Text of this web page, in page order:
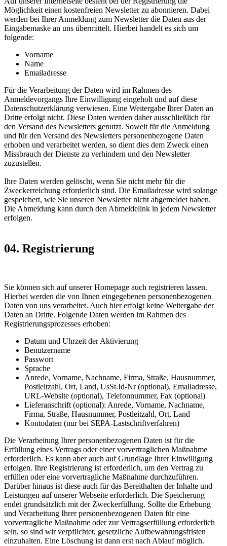
Möglichkeit einen kostenfreien Newsletter zu abonnieren. Dabei
werden bei Ihrer Anmeldung zum Newsletter die Daten aus der
Eingabemaske an uns übermittelt. Hierbei handelt es sich um
folgende:
Vorname
Name
Emailadresse
Für die Verarbeitung der Daten wird im Rahmen des
Anmeldevorgangs Ihre Einwilligung eingeholt und auf diese
Datenschutzerklärung verwiesen. Eine Weitergabe Ihrer Daten an
Dritte erfolgt nicht. Diese Daten werden daher ausschließlich für
den Versand des Newsletters genutzt. Soweit für die Anmeldung
und für den Versand des Newsletters personenbezogene Daten
erhoben und verarbeitet werden, so dient dies dem Zweck einen
Missbrauch der Dienste zu verhindern und den Newsletter
zuzustellen.
Ihre Daten werden gelöscht, wenn Sie nicht mehr für die
Zweckerreichung erforderlich sind. Die Emailadresse wird solange
gespeichert, wie Sie unseren Newsletter nicht abgemeldet haben.
Die Abmeldung kann durch den Abmeldelink in jedem Newsletter
erfolgen.
04. Registrierung
Sie können sich auf unserer Homepage auch registrieren lassen.
Hierbei werden die von Ihnen eingegebenen personenbezogenen
Daten von uns verarbeitet. Auch hier erfolgt keine Weitergabe der
Daten an Dritte. Folgende Daten werden im Rahmen des
Registrierungsprozesses erhoben:
Datum und Uhrzeit der Aktivierung
Benutzername
Passwort
Sprache
Anrede, Vorname, Nachname, Firma, Straße, Hausnummer,
Postleitzahl, Ort, Land, UsSt.Id-Nr (optional), Emailadresse,
URL-Website (optional), Telefonnummer, Fax (optional)
Lieferanschrift (optional): Anrede, Vorname, Nachname,
Firma, Straße, Hausnummer, Postleitzahl, Ort, Land
Kontodaten (nur bei SEPA-Lastschriftverfahren)
Die Verarbeitung Ihrer personenbezogenen Daten ist für die
Erfüllung eines Vertrags oder einer vorvertraglichen Maßnahme
erforderlich. Es kann aber auch auf Grundlage Ihrer Einwilligung
erfolgen. Ihre Registrierung ist erforderlich, um den Vertrag zu
erfüllen oder eine vorvertragliche Maßnahme durchzuführen.
Darüber hinaus ist diese auch für das Bereithalten der Inhalte und
Leistungen auf unserer Webseite erforderlich. Die Speicherung
endet grundsätzlich mit der Zweckerfüllung. Sollte die Erhebung
und Verarbeitung Ihrer personenbezogenen Daten für eine
vorvertragliche Maßnahme oder zur Vertragserfüllung erforderlich
sein, so sind wir verpflichtet, gesetzliche Aufbewahrungsfristen
einzuhalten. Eine Löschung ist dann erst nach Ablauf möglich.